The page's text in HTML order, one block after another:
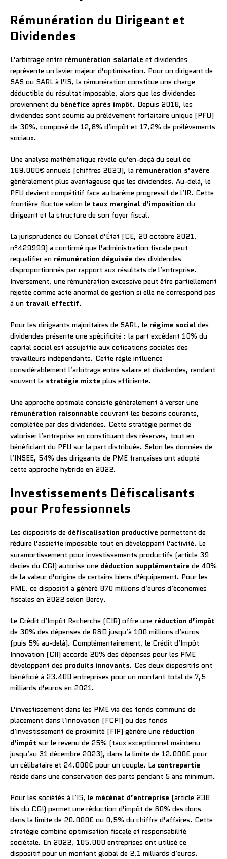
Rémunération du Dirigeant et
Dividendes
L’arbitrage entre rémunération salariale et dividendes
représente un levier majeur d’optimisation. Pour un dirigeant de
SAS ou SARL à l’IS, la rémunération constitue une charge
déductible du résultat imposable, alors que les dividendes
proviennent du bénéfice après impôt. Depuis 2018, les
dividendes sont soumis au prélèvement forfaitaire unique (PFU)
de 30%, composé de 12,8% d’impôt et 17,2% de prélèvements
sociaux.
Une analyse mathématique révèle qu’en-deçà du seuil de
169.000€ annuels (chiffres 2023), la rémunération s’avère
généralement plus avantageuse que les dividendes. Au-delà, le
PFU devient compétitif face au barème progressif de l’IR. Cette
frontière fluctue selon le taux marginal d’imposition du
dirigeant et la structure de son foyer fiscal.
La jurisprudence du Conseil d’État (CE, 20 octobre 2021,
n°429999) a confirmé que l’administration fiscale peut
requalifier en rémunération déguisée des dividendes
disproportionnés par rapport aux résultats de l’entreprise.
Inversement, une rémunération excessive peut être partiellement
rejetée comme acte anormal de gestion si elle ne correspond pas
à un travail effectif.
Pour les dirigeants majoritaires de SARL, le régime social des
dividendes présente une spécificité : la part excédant 10% du
capital social est assujettie aux cotisations sociales des
travailleurs indépendants. Cette règle influence
considérablement l’arbitrage entre salaire et dividendes, rendant
souvent la stratégie mixte plus efficiente.
Une approche optimale consiste généralement à verser une
rémunération raisonnable couvrant les besoins courants,
complétée par des dividendes. Cette stratégie permet de
valoriser l’entreprise en constituant des réserves, tout en
bénéficiant du PFU sur la part distribuée. Selon les données de
l’INSEE, 54% des dirigeants de PME françaises ont adopté
cette approche hybride en 2022.
Investissements Défiscalisants
pour Professionnels
Les dispositifs de défiscalisation productive permettent de
réduire l’assiette imposable tout en développant l’activité. Le
suramortissement pour investissements productifs (article 39
decies du CGI) autorise une déduction supplémentaire de 40%
de la valeur d’origine de certains biens d’équipement. Pour les
PME, ce dispositif a généré 870 millions d’euros d’économies
fiscales en 2022 selon Bercy.
Le Crédit d’Impôt Recherche (CIR) offre une réduction d’impôt
de 30% des dépenses de R&D jusqu’à 100 millions d’euros
(puis 5% au-delà). Complémentairement, le Crédit d’Impôt
Innovation (CII) accorde 20% des dépenses pour les PME
développant des produits innovants. Ces deux dispositifs ont
bénéficié à 23.400 entreprises pour un montant total de 7,5
milliards d’euros en 2021.
L’investissement dans les PME via des fonds communs de
placement dans l’innovation (FCPI) ou des fonds
d’investissement de proximité (FIP) génère une réduction
d’impôt sur le revenu de 25% (taux exceptionnel maintenu
jusqu’au 31 décembre 2023), dans la limite de 12.000€ pour
un célibataire et 24.000€ pour un couple. La contrepartie
réside dans une conservation des parts pendant 5 ans minimum.
Pour les sociétés à l’IS, le mécénat d’entreprise (article 238
bis du CGI) permet une réduction d’impôt de 60% des dons
dans la limite de 20.000€ ou 0,5% du chiffre d’affaires. Cette
stratégie combine optimisation fiscale et responsabilité
sociétale. En 2022, 105.000 entreprises ont utilisé ce
dispositif pour un montant global de 2,1 milliards d’euros.